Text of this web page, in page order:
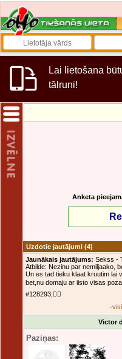
Lai lietošana
tālruni!
Anketa
Uzdotie jautājumi (4)
Jaunākais jautājums: Sekss -
Atbilde: Nezinu par nemiljaako,
Un es tad tieku klaat kruutim lai
bet,nu domaju ar iisto visas
#128293;❤️‍🔥
-
Victor
Paziņas: